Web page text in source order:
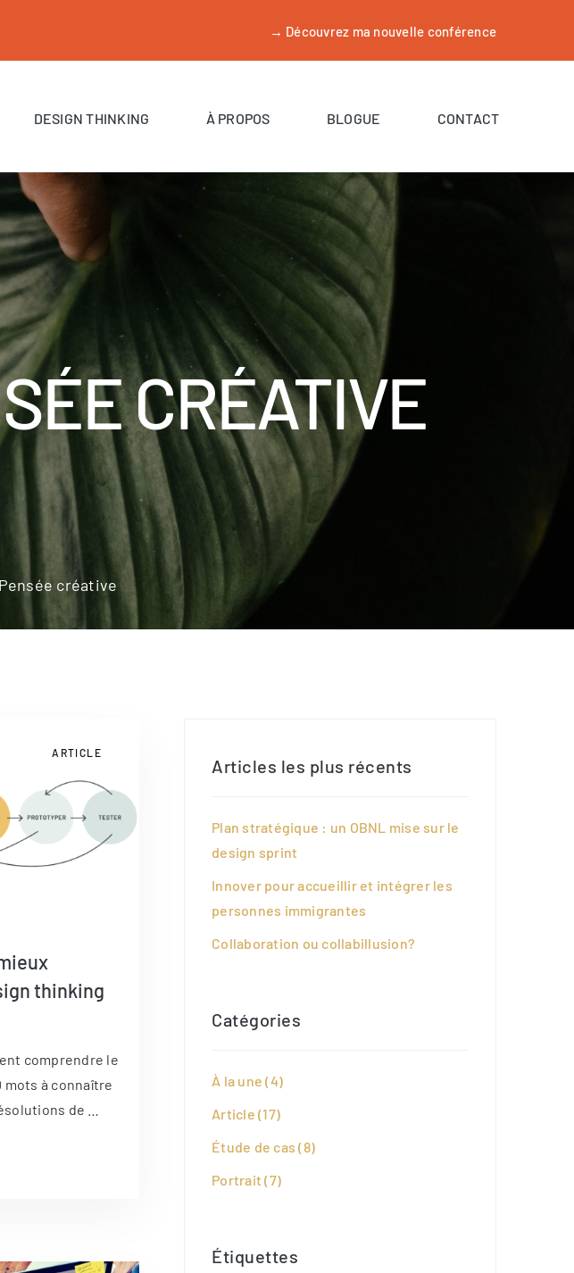
→ Découvrez ma nouvelle conférence
DESIGN THINKING À PROPOS BLOGUE CONTACT
CRÉATIVE
Pensée créative
ARTICLE
thinking
comprendre le
mots à connaître
de …
Articles les plus récents
Plan stratégique : un OBNL mise sur le
design sprint
Innover pour accueillir et intégrer les
personnes immigrantes
Collaboration ou collabillusion?
Catégories
À la une(4)
Article (17)
Étude de cas(8)
Portrait(7)
Étiquettes